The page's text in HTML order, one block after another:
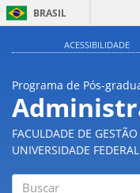
BRASIL
ACESSIBILIDADE
Programa de Pós-
FACULDADE DE
UNIVERSIDADE